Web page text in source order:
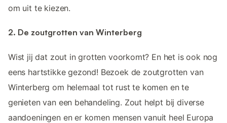
om uit te kiezen.
2. De zoutgrotten van Winterberg
Wist jij dat zout in grotten voorkomt? En het is ook nog
eens hartstikke gezond! Bezoek de zoutgrotten van
Winterberg om helemaal tot rust te komen en te
genieten van een behandeling. Zout helpt bij diverse
aandoeningen en er komen mensen vanuit heel Europa